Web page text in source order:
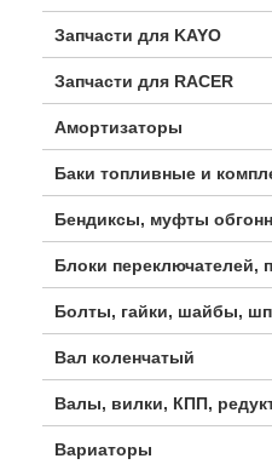
Запчасти для KAYO
Запчасти для RACER
Амортизаторы
Баки топливные и
Бендиксы, муфты
Блоки переключателей,
Болты, гайки, шайбы,
Вал коленчатый
Валы, вилки, КПП,
Вариаторы